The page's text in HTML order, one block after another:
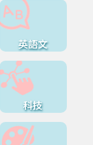
英語文
科技